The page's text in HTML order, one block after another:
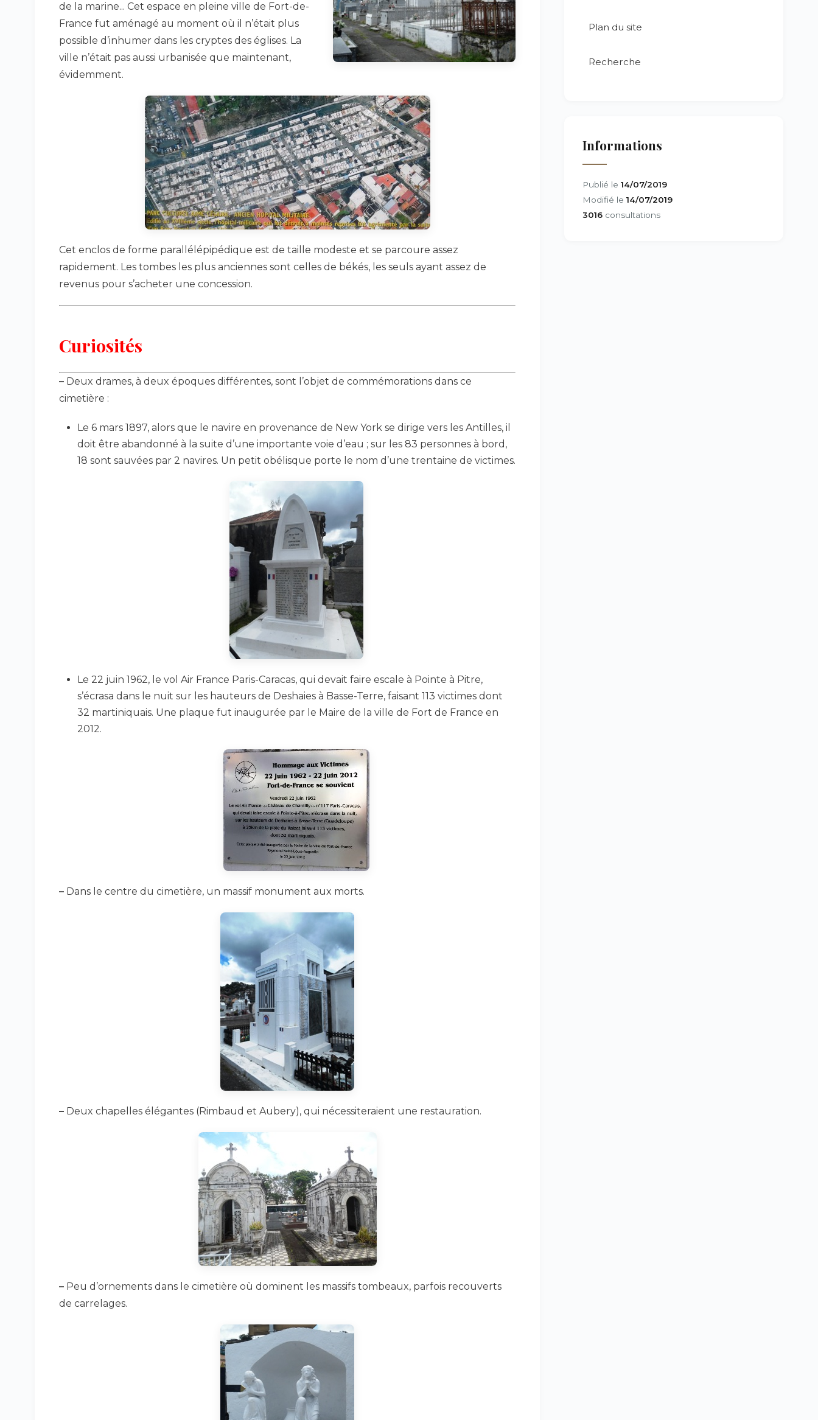
de la marine... Cet espace en pleine ville de Fort-de-
France fut aménagé au moment où il n’était plus
possible d’inhumer dans les cryptes des églises. La
ville n’était pas aussi urbanisée que maintenant,
évidemment.
Cet enclos de forme parallélépipédique est de taille modeste et se parcoure assez
rapidement. Les tombes les plus anciennes sont celles de békés, les seuls ayant assez de
revenus pour s’acheter une concession.
Curiosités
– Deux drames, à deux époques différentes, sont l’objet de commémorations dans ce
cimetière :
Le 6 mars 1897, alors que le navire en provenance de New York se dirige vers les Antilles, il
doit être abandonné à la suite d’une importante voie d’eau ; sur les 83 personnes à bord,
18 sont sauvées par 2 navires. Un petit obélisque porte le nom d’une trentaine de victimes.
Le 22 juin 1962, le vol Air France Paris-Caracas, qui devait faire escale à Pointe à Pitre,
s’écrasa dans le nuit sur les hauteurs de Deshaies à Basse-Terre, faisant 113 victimes dont
32 martiniquais. Une plaque fut inaugurée par le Maire de la ville de Fort de France en
2012.
– Dans le centre du cimetière, un massif monument aux morts.
– Deux chapelles élégantes (Rimbaud et Aubery), qui nécessiteraient une restauration.
– Peu d’ornements dans le cimetière où dominent les massifs tombeaux, parfois recouverts
de carrelages.
Plan du site
Recherche
Informations
Publié le 14/07/2019
Modifié le 14/07/2019
3016 consultations